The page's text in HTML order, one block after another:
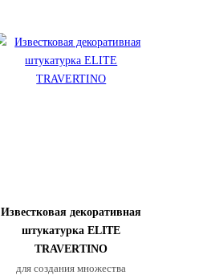
Известковая декоративная
штукатурка ELITE
TRAVERTINO
для создания множества